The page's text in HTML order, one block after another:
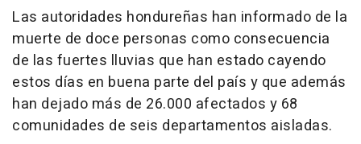
Las autoridades hondureñas han informado de la
muerte de doce personas como consecuencia
de las fuertes lluvias que han estado cayendo
estos días en buena parte del país y que además
han dejado más de 26.000 afectados y 68
comunidades de seis departamentos aisladas.